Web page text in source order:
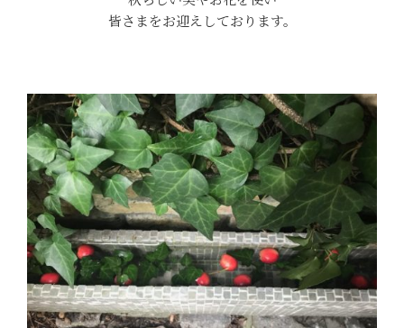
皆さまをお迎えしております。